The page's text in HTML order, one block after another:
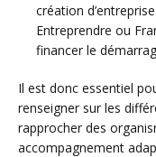
création
Entreprendre ou
financer le
Il est donc essentiel
renseigner sur les
rapprocher des
accompagnement